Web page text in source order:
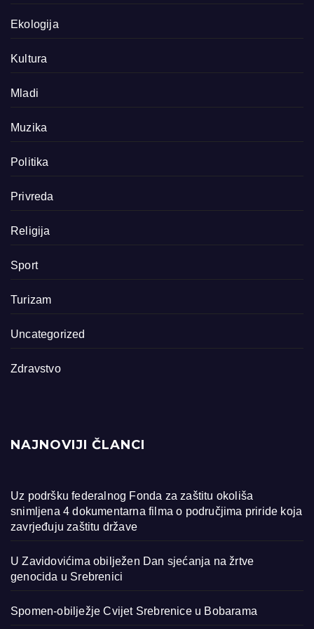
Ekologija
Kultura
Mladi
Muzika
Politika
Privreda
Religija
Sport
Turizam
Uncategorized
Zdravstvo
NAJNOVIJI ČLANCI
Uz podršku federalnog Fonda za zaštitu okoliša
snimljena 4 dokumentarna filma o područjima priride koja
zavrjeđuju zaštitu države
U Zavidovićima obilježen Dan sjećanja na žrtve
genocida u Srebrenici
Spomen-obilježje Cvijet Srebrenice u Bobarama